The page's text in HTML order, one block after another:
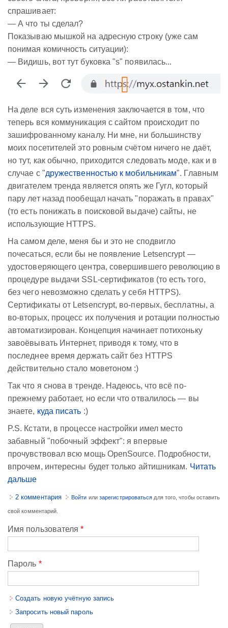
спрашивает:
— А что ты сделал?
Показываю мышкой на адресную строку (уже сам
понимая комичность ситуации):
— Видишь, вот тут буковка "s" появилась...
На деле вся суть изменения заключается в том, что
теперь вся коммуникация с сайтом происходит по
зашифрованному каналу. Ни мне, ни большинству
моих посетителей это ровным счётом ничего не даёт,
но тут, как обычно, приходится следовать моде, как и в
случае с "дружественностью к мобильникам". Главным
двигателем тренда является опять же Гугл, который
пару лет назад пообещал начать "поражать в правах"
(то есть понижать в поисковой выдаче) сайты, не
использующие HTTPS.
На самом деле, меня бы и это не сподвигло
почесаться, если бы не появление Letsencrypt —
удостоверяющего центра, совершившего революцию в
процедуре выдачи SSL-сертификатов (то есть того,
без чего невозможно сделать у себя HTTPS).
Сертификаты от Letsencrypt, во-первых, бесплатны, а
во-вторых, процесс их получения и ротации полностью
автоматизирован. Концепция начинает потихоньку
завоёвывать Интернет, приводя к тому, что в
последнее время держать сайт без HTTPS
действительно стало моветоном :)
Так что я снова в тренде. Надеюсь, что всё по-
прежнему работает, но если что отвалилось — вы
знаете, куда писать :)
P.S. Кстати, в процессе настройки имел место
забавный "побочный эффект": я впервые
прочувствовал всю мощь OpenSource. Подробности,
впрочем, интересны будет только айтишникам. Читать
дальше
2 комментария Войти или зарегистрироваться для того, чтобы оставить
свой комментарий.
Имя пользователя*
Пароль *
Создать новую учётную запись
Запросить новый пароль